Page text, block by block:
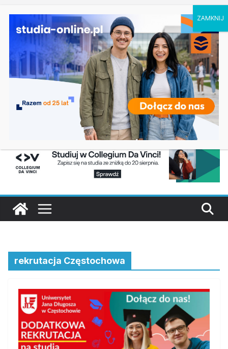
Ostatnie
wpisy:
Chemia w Opolu
Biologia w Rzeszowie
Filologia słowiańska w Krakowie
Studia historyczne w Łodzi
Analityka biznesowa i Data Science – Collegium
Da Vinci w Poznaniu
rekrutacja Częstochowa